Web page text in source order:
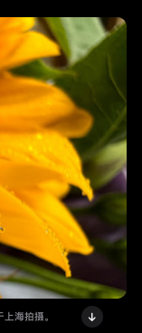
海拍摄。